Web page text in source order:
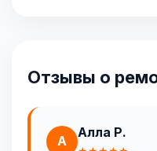
Отзывы о
А
Алла Р.